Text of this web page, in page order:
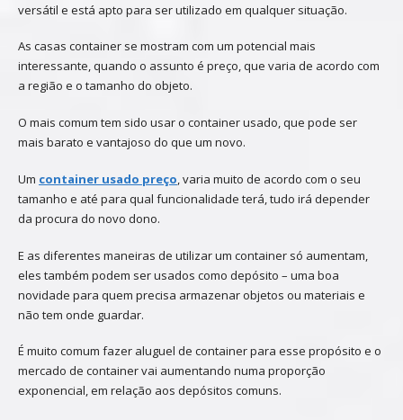
versátil e está apto para ser utilizado em qualquer situação.
As casas container se mostram com um potencial mais
interessante, quando o assunto é preço, que varia de acordo com
a região e o tamanho do objeto.
O mais comum tem sido usar o container usado, que pode ser
mais barato e vantajoso do que um novo.
Um container usado preço, varia muito de acordo com o seu
tamanho e até para qual funcionalidade terá, tudo irá depender
da procura do novo dono.
E as diferentes maneiras de utilizar um container só aumentam,
eles também podem ser usados como depósito – uma boa
novidade para quem precisa armazenar objetos ou materiais e
não tem onde guardar.
É muito comum fazer aluguel de container para esse propósito e o
mercado de container vai aumentando numa proporção
exponencial, em relação aos depósitos comuns.